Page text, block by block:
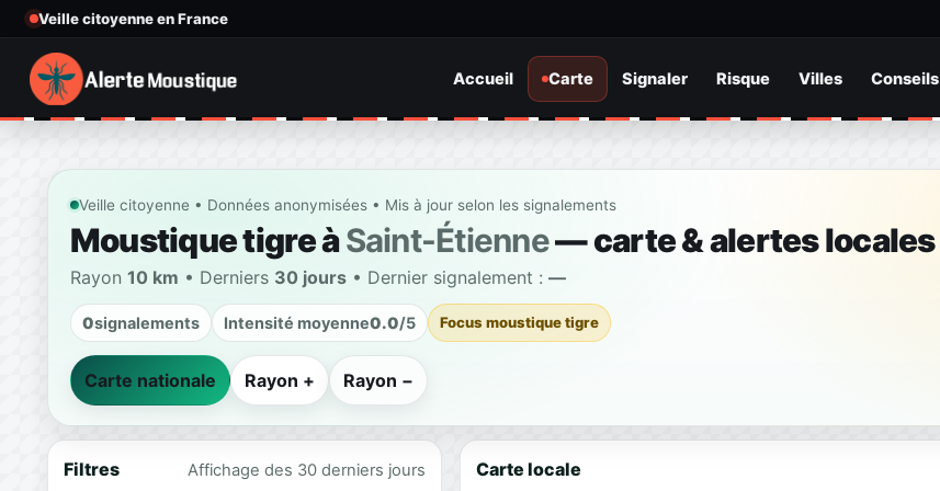
Veille citoyenne en France
Accueil Carte Signaler Risque Villes Conseils
Veille citoyenne • Données anonymisées • Mis à jour selon les signalements
Moustique tigre àSaint-Étienne— carte & alertes locales
Rayon 10 km • Derniers 30 jours• Dernier signalement : —
0signalements Intensité moyenne0.0/5 Focus moustique tigre
Carte nationale Rayon + Rayon −
Filtres Affichage des 30 derniers jours Carte locale